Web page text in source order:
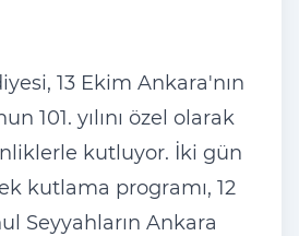
13 Ekim Ankara'nın
101. yılını özel olarak
kutluyor. İki gün
kutlama programı, 12
Seyyahların Ankara